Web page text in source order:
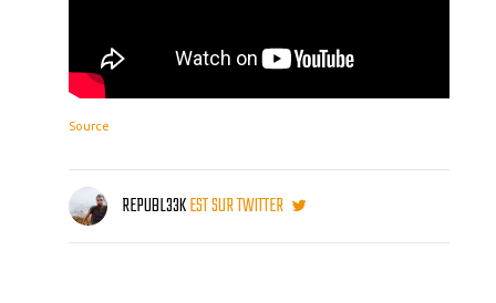
Source
REPUBL33KEST SUR TWITTER